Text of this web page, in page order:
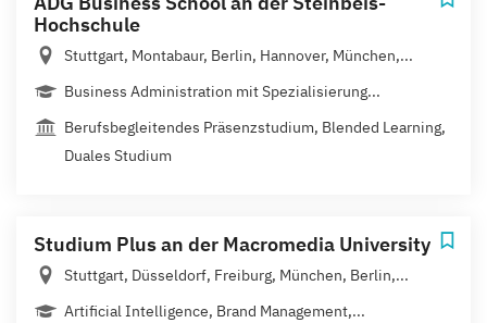
Hochschule
Stuttgart, Montabaur, Berlin, Hannover, München,...
Business Administration mit Spezialisierung...
Berufsbegleitendes Präsenzstudium, Blended Learning,
Duales Studium
Studium Plus an der Macromedia University
Stuttgart, Düsseldorf, Freiburg, München, Berlin,...
Artificial Intelligence, Brand Management,...